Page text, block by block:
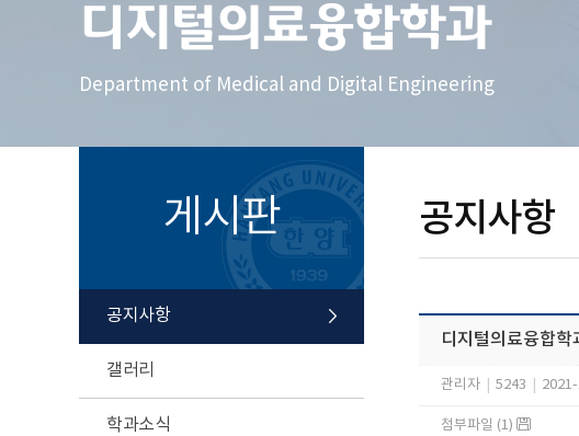
디지털의료융합학과
Department of Medical and Digital Engineering
게시판
공지사항
갤러리
학과소식
공지사항
디지털의료융합
관리자 5243
첨부파일 (1)